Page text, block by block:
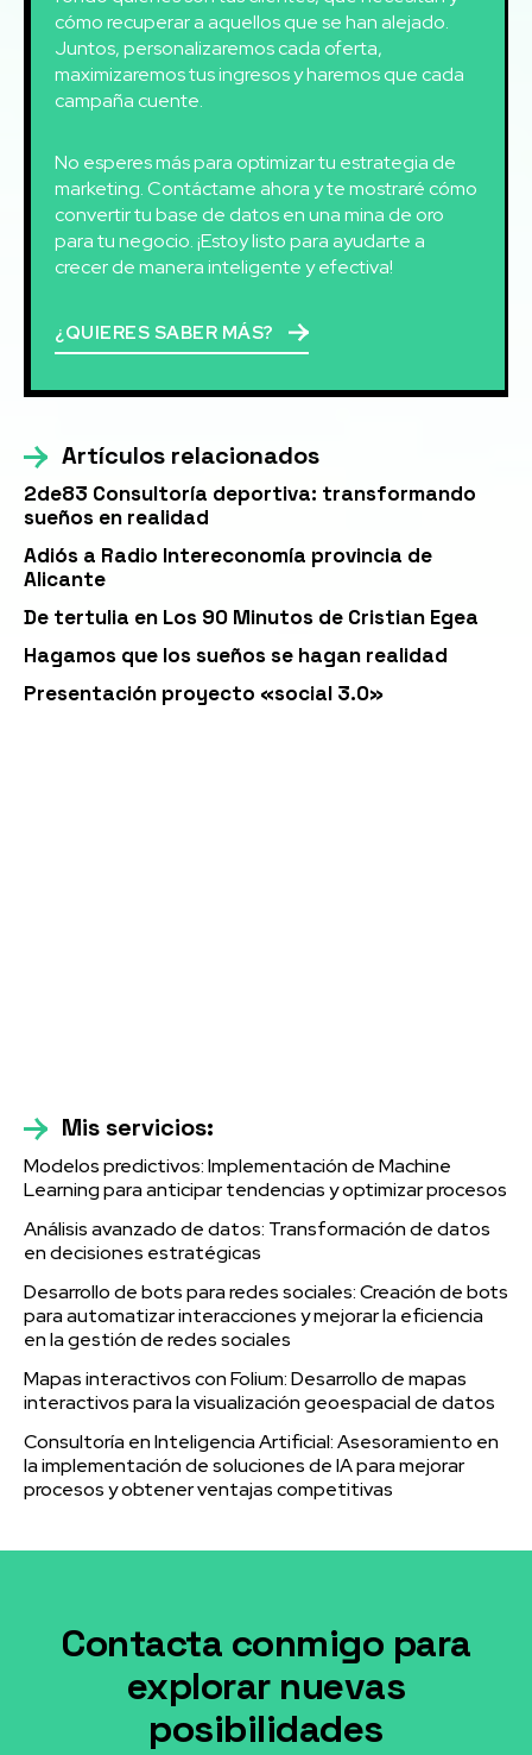
cómo recuperar a aquellos que se han alejado.
Juntos, personalizaremos cada oferta,
maximizaremos tus ingresos y haremos que cada
campaña cuente.
No esperes más para optimizar tu estrategia de
marketing. Contáctame ahora y te mostraré cómo
convertir tu base de datos en una mina de oro
para tu negocio. ¡Estoy listo para ayudarte a
crecer de manera inteligente y efectiva!
¿QUIERES SABER MÁS?
Artículos relacionados
2de83 Consultoría deportiva: transformando
sueños en realidad
Adiós a Radio Intereconomía provincia de
Alicante
De tertulia en Los 90 Minutos de Cristian Egea
Hagamos que los sueños se hagan realidad
Presentación proyecto «social 3.0»
Mis servicios:
Modelos predictivos: Implementación de Machine
Learning para anticipar tendencias y optimizar procesos
Análisis avanzado de datos: Transformación de datos
en decisiones estratégicas
Desarrollo de bots para redes sociales: Creación de bots
para automatizar interacciones y mejorar la eficiencia
en la gestión de redes sociales
Mapas interactivos con Folium: Desarrollo de mapas
interactivos para la visualización geoespacial de datos
Consultoría en Inteligencia Artificial: Asesoramiento en
la implementación de soluciones de IA para mejorar
procesos y obtener ventajas competitivas
Contacta conmigo para
explorar nuevas
posibilidades